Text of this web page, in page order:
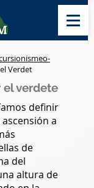
Verdet
verdete
definir
a
de
del
altura de